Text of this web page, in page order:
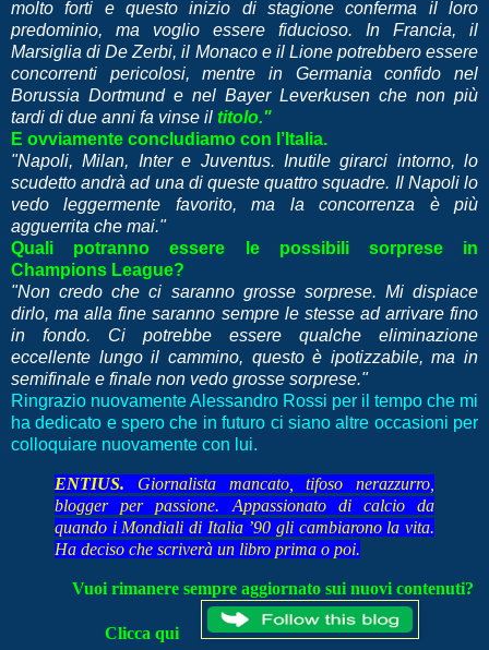
molto forti e questo inizio di stagione conferma il loro
predominio, ma voglio essere fiducioso. In Francia, il
Marsiglia di De Zerbi, il Monaco e il Lione potrebbero essere
concorrenti pericolosi, mentre in Germania confido nel
Borussia Dortmund e nel Bayer Leverkusen che non più
tardi di due anni fa vinse il titolo."
E ovviamente concludiamo con l’Italia.
"Napoli, Milan, Inter e Juventus. Inutile girarci intorno, lo
scudetto andrà ad una di queste quattro squadre. Il Napoli lo
vedo leggermente favorito, ma la concorrenza è più
agguerrita che mai."
Quali potranno essere le possibili sorprese in
Champions League?
"Non credo che ci saranno grosse sorprese. Mi dispiace
dirlo, ma alla fine saranno sempre le stesse ad arrivare fino
in fondo. Ci potrebbe essere qualche eliminazione
eccellente lungo il cammino, questo è ipotizzabile, ma in
semifinale e finale non vedo grosse sorprese."
Ringrazio nuovamente Alessandro Rossi per il tempo che mi
ha dedicato e spero che in futuro ci siano altre occasioni per
colloquiare nuovamente con lui.
ENTIUS. Giornalista mancato, tifoso nerazzurro,
blogger per passione. Appassionato di calcio da
quando i Mondiali di Italia ’90 gli cambiarono la vita.
Ha deciso che scriverà un libro prima o poi.
Vuoi rimanere sempre aggiornato sui nuovi contenuti?
Clicca qui